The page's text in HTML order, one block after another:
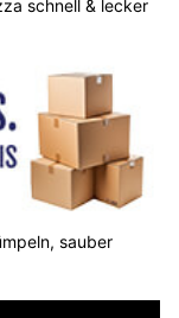
schnell & lecker
sauber